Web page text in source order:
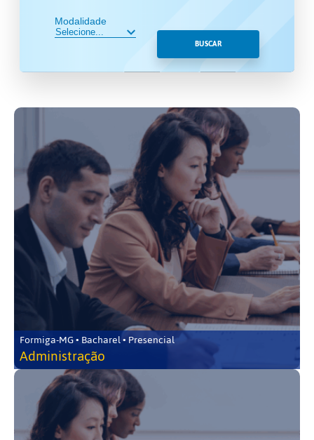
Modalidade
BUSCAR
Formiga-MG • Bacharel • Presencial
Administração